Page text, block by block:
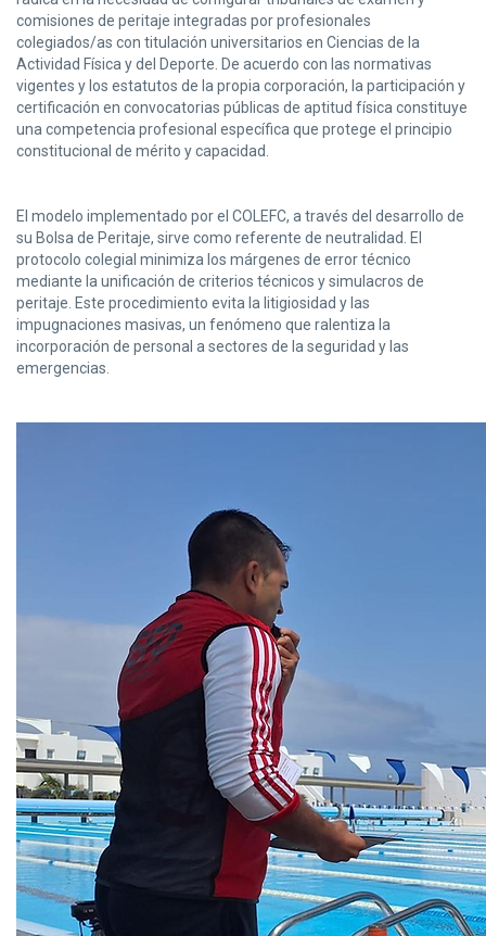
comisiones de peritaje integradas por profesionales
colegiados/as con titulación universitarios en Ciencias de la
Actividad Física y del Deporte. De acuerdo con las normativas
vigentes y los estatutos de la propia corporación, la participación y
certificación en convocatorias públicas de aptitud física constituye
una competencia profesional específica que protege el principio
constitucional de mérito y capacidad.
El modelo implementado por el COLEFC, a través del desarrollo de
su Bolsa de Peritaje, sirve como referente de neutralidad. El
protocolo colegial minimiza los márgenes de error técnico
mediante la unificación de criterios técnicos y simulacros de
peritaje. Este procedimiento evita la litigiosidad y las
impugnaciones masivas, un fenómeno que ralentiza la
incorporación de personal a sectores de la seguridad y las
emergencias.